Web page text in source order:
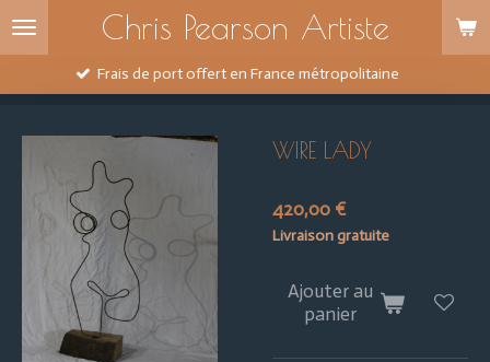
Passer
principal
Chris Pearson Artiste
port offert en France métropolitaine
WIRE LADY
420,00 €
Livraison gratuite
Ajouter au
panier